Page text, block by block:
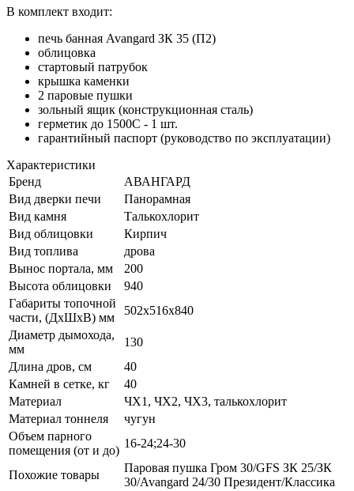
В комплект входит:
печь банная Avangard ЗК 35 (П2)
облицовка
стартовый патрубок
крышка каменки
2 паровые пушки
зольный ящик (конструкционная сталь)
герметик до 1500С - 1 шт.
гарантийный паспорт (руководство по эксплуатации)
Характеристики
Бренд
АВАНГАРД
Вид дверки печи
Панорамная
Вид камня
Талькохлорит
Вид облицовки
Кирпич
Вид топлива
дрова
Вынос портала, мм
200
Высота облицовки
940
Габариты топочной
части, (ДхШхВ) мм
502х516х840
Диаметр дымохода,
мм
130
Длина дров, см
40
Камней в сетке, кг
40
Материал
ЧХ1, ЧХ2, ЧХ3, талькохлорит
Материал тоннеля
чугун
Объем парного
помещения (от и до)
16-24;24-30
Похожие товары
Паровая пушка Гром 30/GFS ЗК 25/ЗК
30/Avangard 24/30 Президент/Классика